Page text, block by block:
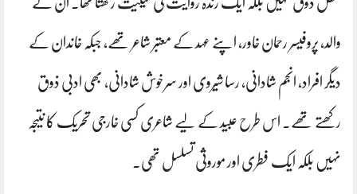
والد، پروفیسر رحمان خاور، اپنے عہد کے معتبر شاعر تھے، جبکہ خاندان کے
دیگر افراد، انجم شادانی، رسا شیروی اور سرخوش شادانی، بھی ادبی ذوق
رکھتے تھے۔ اس طرح عبید کے لیے شاعری کسی خارجی تحریک کا نتیجہ
نہیں بلکہ ایک فطری اور موروثی تسلسل تھی۔